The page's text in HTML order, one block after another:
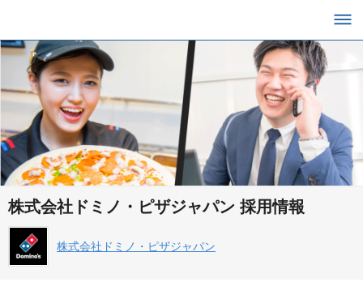
株式会社ドミノ・ピザジャパン 採用情報
株式会社ドミノ・ピザジャパン